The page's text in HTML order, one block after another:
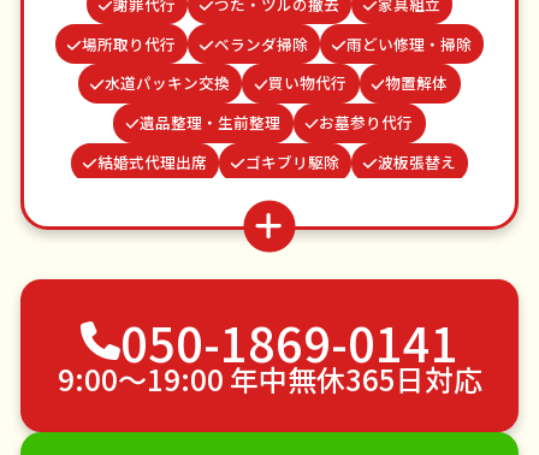
場所取り代行
ベランダ掃除
雨どい修理・掃除
水道パッキン交換
買い物代行
物置解体
遺品整理・生前整理
お墓参り代行
結婚式代理出席
ゴキブリ駆除
波板張替え
クモの駆除
並び代行
お庭の水やり
病院付き添い
蜂の巣駆除
不用品回収
ゴミ屋敷片付け
植木の剪定
植木の伐採
手すり取り付け
ペットのお世話
エアコンクリーニング
DIY・日曜大工
ハウスクリーニング
050-1869-0141
9:00〜19:00 年中無休365日対応